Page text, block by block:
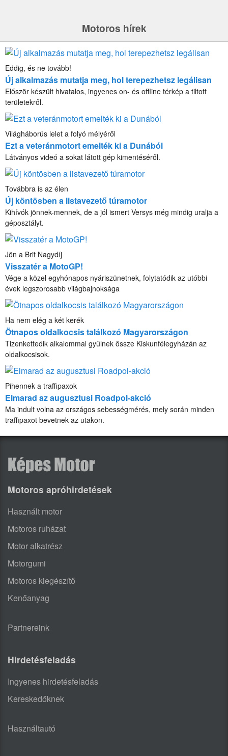
Motoros hírek
Eddig, és ne tovább!
Új alkalmazás mutatja meg, hol terepezhetsz legálisan
Először készült hivatalos, ingyenes on- és offline térkép a tiltott
területekről.
Világháborús lelet a folyó mélyéről
Ezt a veteránmotort emelték ki a Dunából
Látványos videó a sokat látott gép kimentéséről.
Továbbra is az élen
Új köntösben a listavezető túramotor
Kihívók jönnek-mennek, de a jól ismert Versys még mindig uralja a
géposztályt.
Jön a Brit Nagydíj
Visszatér a MotoGP!
Vége a közel egyhónapos nyáriszünetnek, folytatódik az utóbbi
évek legszorosabb világbajnoksága
Ha nem elég a két kerék
Ötnapos oldalkocsis találkozó Magyarországon
Tizenkettedik alkalommal gyűlnek össze Kiskunfélegyházán az
oldalkocsisok.
Pihennek a traffipaxok
Elmarad az augusztusi Roadpol-akció
Ma indult volna az országos sebességmérés, mely során minden
traffipaxot bevetnek az utakon.
Motoros apróhirdetések
Használt motor
Motoros ruházat
Motor alkatrész
Motorgumi
Motoros kiegészítő
Kenőanyag
Partnereink
Hirdetésfeladás
Ingyenes hirdetésfeladás
Kereskedőknek
Használtautó